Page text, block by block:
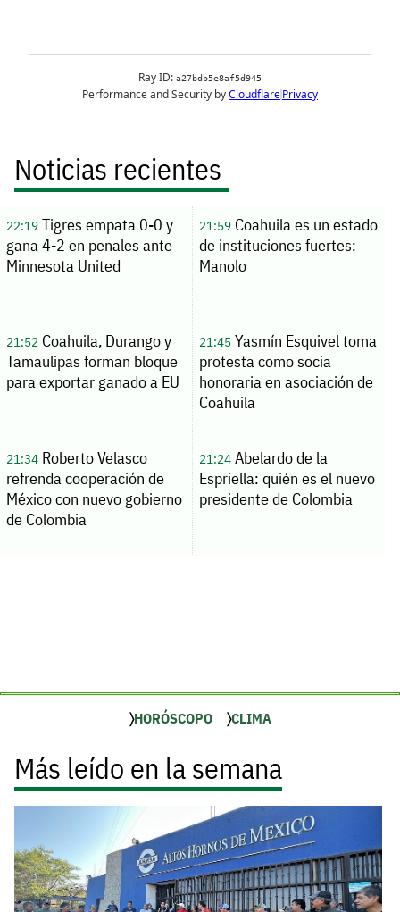
Noticias recientes
22:19Tigres empata 0-0 y
gana 4-2 en penales ante
Minnesota United
21:59Coahuila es un estado
de instituciones fuertes:
Manolo
21:52Coahuila, Durango y
Tamaulipas forman bloque
para exportar ganado a EU
21:45Yasmín Esquivel toma
protesta como socia
honoraria en asociación de
Coahuila
21:34Roberto Velasco
refrenda cooperación de
México con nuevo gobierno
de Colombia
21:24Abelardo de la
Espriella: quién es el nuevo
presidente de Colombia
HORÓSCOPO CLIMA
Más leído en la semana